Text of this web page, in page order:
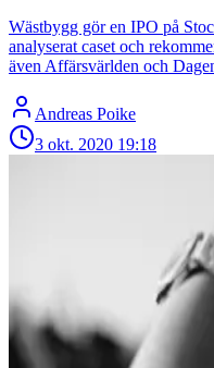
Wästbygg gör en IPO på
analyserat caset och
även Affärsvärlden och
Andreas Poike
3 okt. 2020 19:18